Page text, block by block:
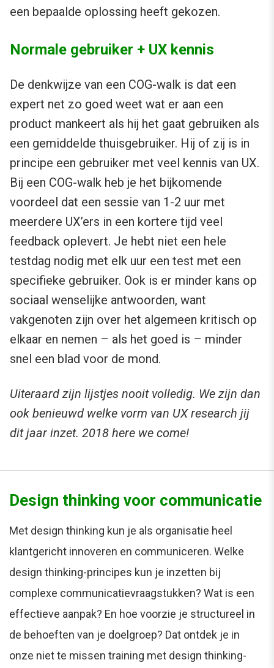
een bepaalde oplossing heeft gekozen.
Normale gebruiker + UX kennis
De denkwijze van een COG-walk is dat een
expert net zo goed weet wat er aan een
product mankeert als hij het gaat gebruiken als
een gemiddelde thuisgebruiker. Hij of zij is in
principe een gebruiker met veel kennis van UX.
Bij een COG-walk heb je het bijkomende
voordeel dat een sessie van 1-2 uur met
meerdere UX’ers in een kortere tijd veel
feedback oplevert. Je hebt niet een hele
testdag nodig met elk uur een test met een
specifieke gebruiker. Ook is er minder kans op
sociaal wenselijke antwoorden, want
vakgenoten zijn over het algemeen kritisch op
elkaar en nemen – als het goed is – minder
snel een blad voor de mond.
Uiteraard zijn lijstjes nooit volledig. We zijn dan
ook benieuwd welke vorm van UX research jij
dit jaar inzet. 2018 here we come!
Design thinking voor communicatie
Met design thinking kun je als organisatie heel
klantgericht innoveren en communiceren. Welke
design thinking-principes kun je inzetten bij
complexe communicatievraagstukken? Wat is een
effectieve aanpak? En hoe voorzie je structureel in
de behoeften van je doelgroep? Dat ontdek je in
onze niet te missen training met design thinking-